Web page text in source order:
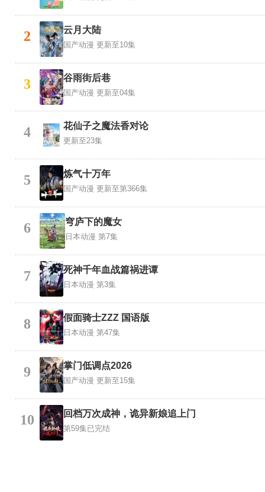
2 云月大陆
国产动漫 更新至10集
3 谷雨街后巷
国产动漫 更新至04集
4 花仙子之魔法香对论
更新至23集
5 炼气十万年
国产动漫 更新至第366集
6 穹庐下的魔女
日本动漫 第7集
7 死神千年血战篇祸进谭
日本动漫 第3集
8 假面骑士ZZZ 国语版
日本动漫 第47集
9 掌门低调点2026
国产动漫 更新至15集
10 回档万次成神，诡异新娘追上门
第59集已完结